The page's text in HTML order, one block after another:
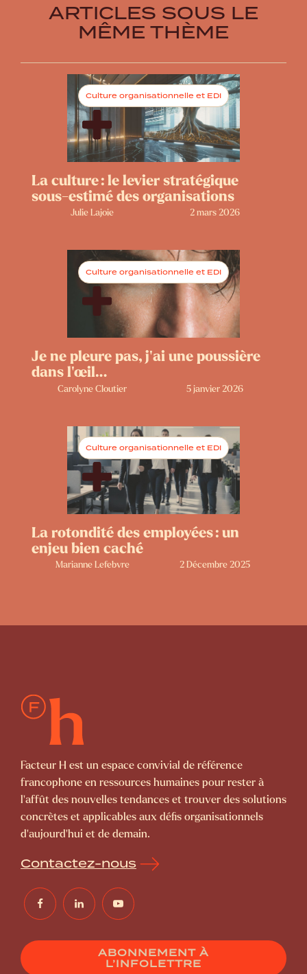
ARTICLES SOUS LE
MÊME THÈME
Culture organisationnelle et EDI
La culture : le levier stratégique
sous-estimé des organisations
Julie Lajoie 2 mars 2026
Culture organisationnelle et EDI
Je ne pleure pas, j’ai une poussière
dans l’œil…
Carolyne Cloutier 5 janvier 2026
Culture organisationnelle et EDI
La rotondité des employées : un
enjeu bien caché
Marianne Lefebvre 2 Décembre 2025
Facteur H est un espace convivial de référence
francophone en ressources humaines pour rester à
l’affût des nouvelles tendances et trouver des solutions
concrètes et applicables aux défis organisationnels
d’aujourd’hui et de demain.
Contactez-nous
ABONNEMENT À
L’INFOLETTRE